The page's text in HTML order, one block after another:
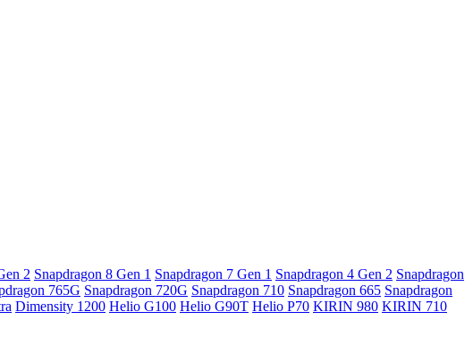
2 Snapdragon 8 Gen 1 Snapdragon 7 Gen 1 Snapdragon 4 Gen 2 Snapdragon
765G Snapdragon 720G Snapdragon 710 Snapdragon 665 Snapdragon
Dimensity 1200 Helio G100 Helio G90T Helio P70 KIRIN 980 KIRIN 710